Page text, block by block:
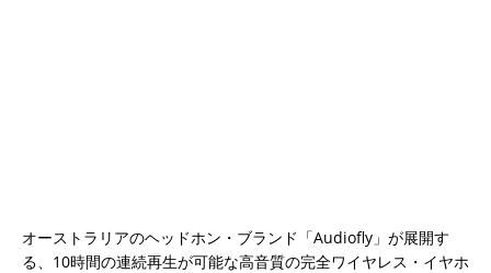
オーストラリアのヘッドホン・ブランド「Audiofly」が展開す
る、10時間の連続再生が可能な高音質の完全ワイヤレス・イヤホ